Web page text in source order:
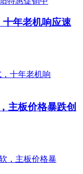
年老机响应速
主板价格暴跌创